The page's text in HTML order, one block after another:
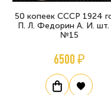
50 копеек СССР 1924
П. Л. Федорин А. И. шт.
№15
6500 ₽